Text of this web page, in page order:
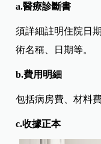
a.醫療診斷書
須詳細註明住院日
術名稱、日期等。
b.費用明細
包括病房費、材料
c.收據正本